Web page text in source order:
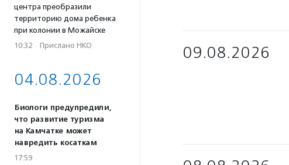
центра преобразили
территорию дома ребенка
при колонии в Можайске
10:32 · Прислано НКО
04.08.2026
Биологи предупредили,
что развитие туризма
на Камчатке может
навредить косаткам
17:59
09.08.2026